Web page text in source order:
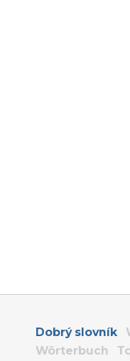
Dobrý slovník
Wörterbuch